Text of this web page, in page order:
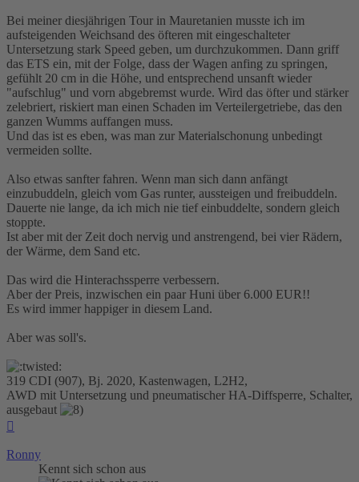
Bei meiner diesjährigen Tour in Mauretanien musste ich im
aufsteigenden Weichsand des öfteren mit eingeschalteter
Untersetzung stark Speed geben, um durchzukommen. Dann griff
das ETS ein, mit der Folge, dass der Wagen anfing zu springen,
gefühlt 20 cm in die Höhe, und entsprechend unsanft wieder
"aufschlug" und vorn abgebremst wurde. Wird das öfter und stärker
zelebriert, riskiert man einen Schaden im Verteilergetriebe, das den
ganzen Wumms auffangen muss.
Und das ist es eben, was man zur Materialschonung unbedingt
vermeiden sollte.
Also etwas sanfter fahren. Wenn man sich dann anfängt
einzubuddeln, gleich vom Gas runter, aussteigen und freibuddeln.
Dauerte nie lange, da ich mich nie tief einbuddelte, sondern gleich
stoppte.
Ist aber mit der Zeit doch nervig und anstrengend, bei vier Rädern,
der Wärme, dem Sand etc.
Das wird die Hinterachssperre verbessern.
Aber der Preis, inzwischen ein paar Huni über 6.000 EUR!!
Es wird immer happiger in diesem Land.
Aber was soll's.
319 CDI (907), Bj. 2020, Kastenwagen, L2H2,
AWD mit Untersetzung und pneumatischer HA-Diffsperre, Schalter,
ausgebaut
Ronny
Kennt sich schon aus